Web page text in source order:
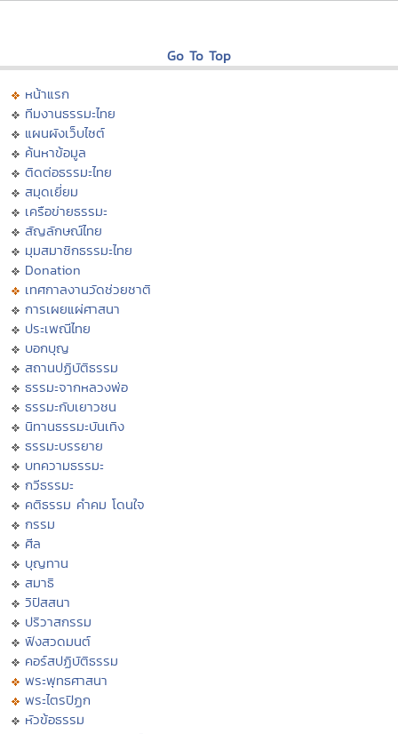
Go To Top
หน้าแรก
ทีมงานธรรมะไทย
แผนผังเว็บไซต์
ค้นหาข้อมูล
ติดต่อธรรมะไทย
สมุดเยี่ยม
เครือข่ายธรรมะ
สัญลักษณ์ไทย
มุมสมาชิกธรรมะไทย
Donation
เทศกาลงานวัดช่วยชาติ
การเผยแผ่ศาสนา
ประเพณีไทย
บอกบุญ
สถานปฏิบัติธรรม
ธรรมะจากหลวงพ่อ
ธรรมะกับเยาวชน
นิทานธรรมะบันเทิง
ธรรมะบรรยาย
บทความธรรมะ
กวีธรรมะ
คติธรรม คำคม โดนใจ
กรรม
ศีล
บุญทาน
สมาธิ
วิปัสสนา
ปริวาสกรรม
ฟังสวดมนต์
คอร์สปฏิบัติธรรม
พระพุทธศาสนา
พระไตรปิฏก
หัวข้อธรรม